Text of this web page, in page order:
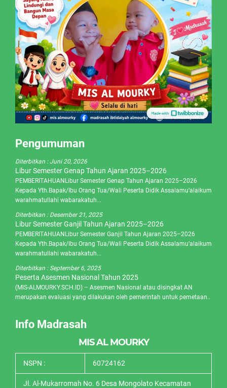
Pengumuman
Diterbitkan :Juni 20, 2026
Libur Semester Genap Tahun Ajaran 2025–2026
PEMBERITAHUANLibur Semester Genap Tahun Ajaran 2025–2026
Kepada Yth.Bapak/Ibu Orang Tua/Wali Peserta Didik Assalamu’alaikum
warahmatullahi wabarakatuh...
Diterbitkan : Desember 21, 2025
Libur Semester Ganjil Tahun Ajaran 2025–2026
PEMBERITAHUANLibur Semester Ganjil Tahun Ajaran 2025–2026
Kepada Yth.Bapak/Ibu Orang Tua/Wali Peserta Didik Assalamu’alaikum
warahmatullahi wabarakatuh...
Diterbitkan : September 6, 2025
Peserta Asesmen Nasional Tahun 2025
(MIS-ALMOURKY.SCH.ID) – Asesmen Nasional atau disingkat AN
merupakan evaluasi yang dilakukan oleh pemerintah untuk pemetaan..
Info Madrasah
MIS AL MOURKY
NSPN : 60724162
Jl. Al-Mukarromah No. 6 Desa Mongolato Kecamatan